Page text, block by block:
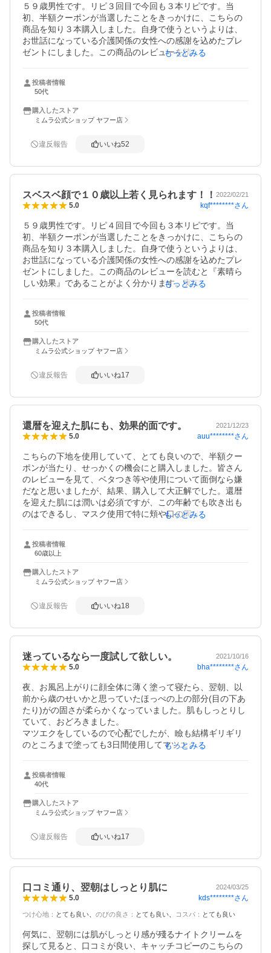
５９歳男性です。リピ３回目で今回も３本リピです。当
初、半額クーポンが当選したことをきっかけに、こちらの
商品を知り３本購入しました。自身で使うというよりは、
お世話になっている介護関係の女性への感謝を込めたプレ
ゼントにしました。この商品のレビューを読むと『素晴ら
したとの事で、とても喜んで頂きました。素敵なプレゼン
トになり嬉しく思っていたのですが、１本自分で使ってみ
ようかと使い始め３ヶ月になります。男性は肌のシワや張
りツヤで年齢を見られますが、私は殆ど４０代前半に見ら
スリスリしてきて『気持ちいい！』と言って離れません。
のスベスベです。今回の３本は自分で使うつもりです。
もっとみる
投稿者情報
50代
購入したストア
ミムラ公式ショップ ヤフー店
違反報告 いいね52
スベスベ顔で１０歳以上若く見られます！！ 2022/02/21
5.0 kqf********さん
５９歳男性です。リピ４回目で今回も３本リピです。当
初、半額クーポンが当選したことをきっかけに、こちらの
商品を知り３本購入しました。自身で使うというよりは、
お世話になっている介護関係の女性への感謝を込めたプレ
ゼントにしました。この商品のレビューを読むと『素晴ら
しい効果』であることがよく分かります。実際に使って頂
トになり嬉しく思っていたのですが、１本自分で使ってみ
ようかと使い始め半年になります。男性は肌のシワや張り
ツヤで年齢を見られますが、私は殆ど４０代前半に見られ
ます。特に顔のツヤはスベスベしていて７歳の孫が顔をス
のナイトクリームを寝る前に塗ると翌朝はプルンプルンの
もっとみる
投稿者情報
50代
購入したストア
ミムラ公式ショップ ヤフー店
違反報告 いいね17
還暦を迎えた肌にも、効果的面です。 2021/12/23
5.0 auu********さん
こちらの下地を使用していて、とても良いので、半額クー
ポンが当たり、せっかくの機会にと購入しました。皆さん
のレビューを見て、ベタつき等や使用について面倒なら嫌
だなと思いましたが、結果、購入して大正解でした。還暦
を迎えた肌には潤いは必須ですが、この年齢でも吹き出も
のはできるし、マスク使用で特に頬や口の周りは、いつも
ら、乾燥の酷い目の周りや口元に、たっぷり使用するよう
にと説明書にありましたが、私は、薄くつけて翌日にすぐ
違いを実感出来ました。夜だけの使用ですが、本当にワン
トーン肌が明るくなり、ファンデーションのノリが良くな
内に、2本リピート購入しました。これからも使い続けたい
もっとみる
投稿者情報
60歳以上
購入したストア
ミムラ公式ショップ ヤフー店
違反報告 いいね18
迷っているなら一度試して欲しい。 2021/10/16
5.0 bha********さん
夜、お風呂上がりに顔全体に薄く塗って寝たら、翌朝、以
前から歳のせいかと思っていたほっぺの上の部分(目の下あ
たり)がの固さが柔らかくなっていました。肌もしっとりし
ていて、おどろきました。
マツエクをしているので心配でしたが、瞼も結構ギリギリ
のところまで塗っても3日間使用してマツエクが取れてしま
のりラベンダーの香りが高評価でした。
この冬はこれで乗り切ろうと思います。半額クーポンが使
えるうちにもう一本追加購入します。
数ヶ月使っています。これ、真冬の乾燥に全く負けないで
カサしていないです。花粉症の季節もコレで乗り切れると
もっとみる
投稿者情報
40代
購入したストア
ミムラ公式ショップ ヤフー店
違反報告 いいね17
口コミ通り、翌朝はしっとり肌に 2024/03/25
5.0 kds********さん
つけ心地 ： とても良い のびの良さ ： とても良い コスパ ： とても良い
何気に、翌朝には肌がしっとり感が殘るナイトクリームを
探して見ると、口コミが良い、キャッチコピーのこちらの